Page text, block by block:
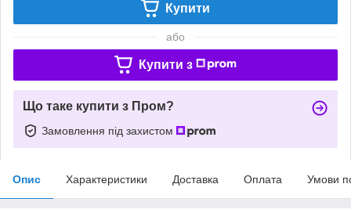
Купити
або
Купити з
Що таке купити з Пром?
Замовлення під захистом
Опис Характеристики Доставка Оплата Умови